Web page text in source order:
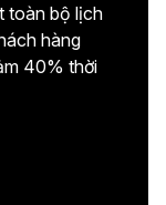
toàn bộ lịch
hàng
40% thời